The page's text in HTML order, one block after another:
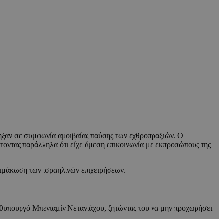
σε συμφωνία αμοιβαίας παύσης των εχθροπραξιών. Ο
παράλληλα ότι είχε άμεση επικοινωνία με εκπροσώπους της
των ισραηλινών επιχειρήσεων.
Μπενιαμίν Νετανιάχου, ζητώντας του να μην προχωρήσει